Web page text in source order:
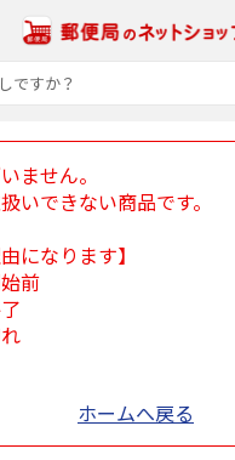
ません。
いできない商品です。
になります】
前
ホームへ戻る